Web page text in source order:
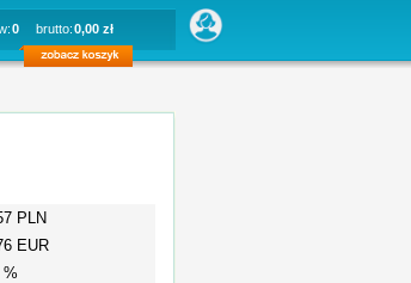
0 brutto:0,00 zł
PLN
EUR
%